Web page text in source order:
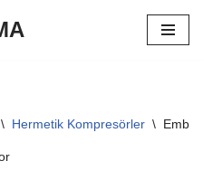
\ Hermetik Kompresörler \